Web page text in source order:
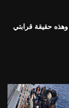
دخلت الفن وأنا عندي 37 سنة.. وهذه حقيقة قرابتي